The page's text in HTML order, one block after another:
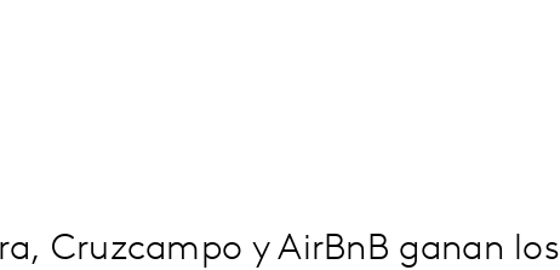
Cruzcampo y AirBnB ganan los